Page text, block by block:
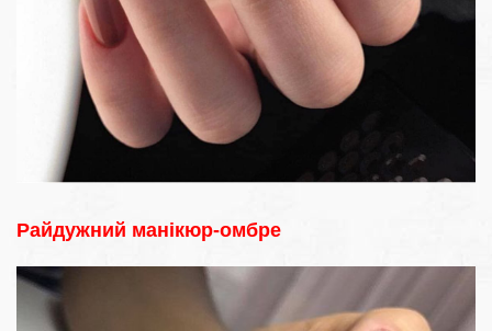
Райдужний манікюр-омбре